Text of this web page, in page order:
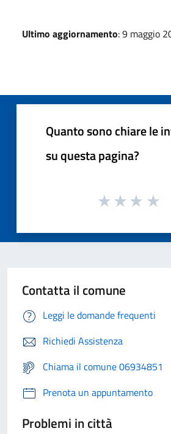
Ultimo aggiornamento: 9 maggio
Quanto sono chiare le
su questa pagina?
Contatta il comune
Leggi le domande frequenti
Richiedi Assistenza
Chiama il comune 06934851
Prenota un appuntamento
Problemi in città